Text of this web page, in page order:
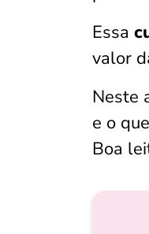
Essa
valor
Neste
e o
Boa